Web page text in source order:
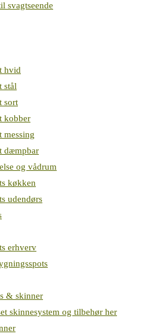
svagtseende
hvid
stål
sort
kobber
messing
dæmpbar
og vådrum
køkken
udendørs
erhverv
& skinner
skinnesystem og tilbehør her